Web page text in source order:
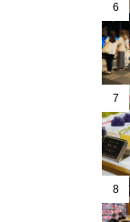
6
7
8